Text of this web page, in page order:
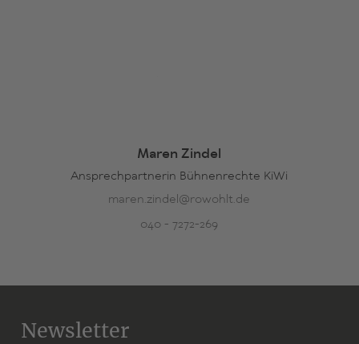
Maren Zindel
Ansprechpartnerin Bühnenrechte KiWi
maren.zindel@rowohlt.de
040 - 7272-269
Newsletter